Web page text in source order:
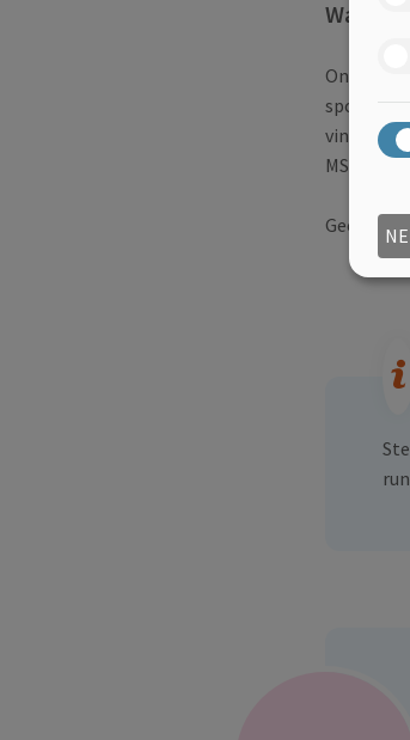
Onze
sport kan
vinden in
MS.
Geef jij